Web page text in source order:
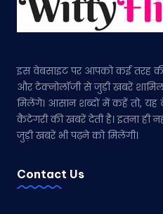
इस वेबसाइट पर आपको कई तरह
और टेक्नोलॉजी से जुड़ी खबरें
मिलेंगे। आसान शब्दों में कहें तो,
कैटेगरी की खबरें देती है। इतना
जुड़ी खबरें भी पढ़ने को मिलेंगी।
Contact Us